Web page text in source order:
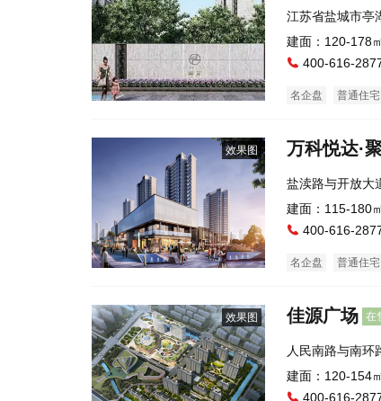
江苏省盐城市亭
中)
建面：120-178
400-616-
名企盘 普通住宅
效果图 万科悦达·
盐渎路与开放大
建面：115-180
400-616-
名企盘 普通住宅
效果图 佳源广场 在
人民南路与南环
建面：120-154
400-616-